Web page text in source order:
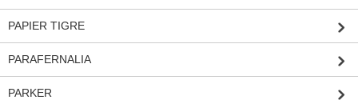
PAPIER TIGRE
PARAFERNALIA
PARKER